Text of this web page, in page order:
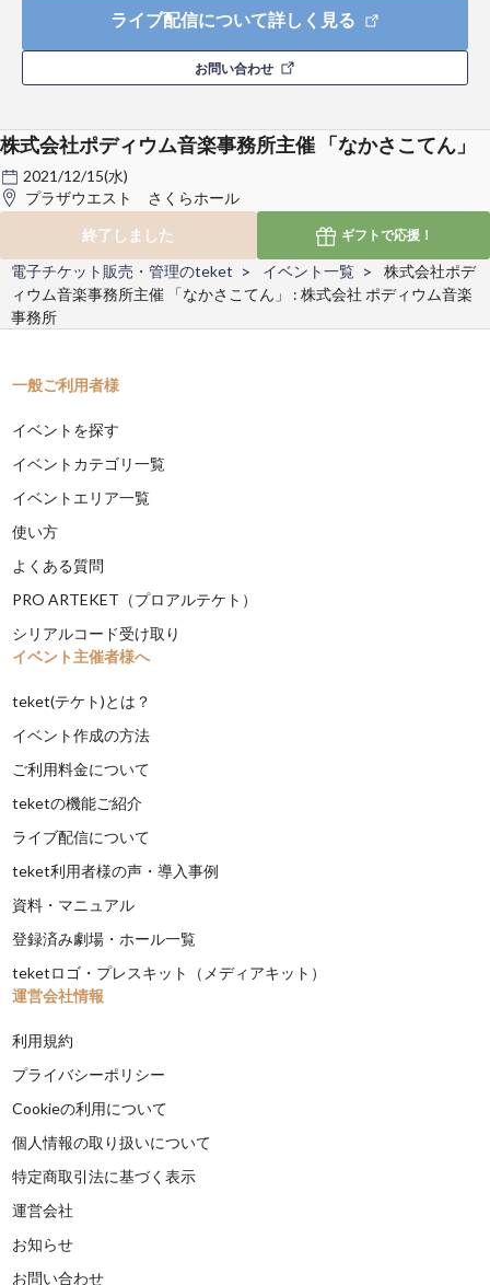
ライブ配信について詳しく見る
お問い合わせ
株式会社ポディウム音楽事務所主催 「なかさこてん」
2021/12/15(水)
プラザウエスト さくらホール
終了しました
ギフトで応援！
電子チケット販売・管理のteket イベント一覧
株式会社ポデ
ィウム音楽事務所主催 「なかさこてん」 : 株式会社 ポディウム音楽
事務所
一般ご利用者様
イベントを探す
イベントカテゴリ一覧
イベントエリア一覧
使い方
よくある質問
PRO ARTEKET（プロアルテケト）
シリアルコード受け取り
イベント主催者様へ
teket(テケト)とは？
イベント作成の方法
ご利用料金について
teketの機能ご紹介
ライブ配信について
teket利用者様の声・導入事例
資料・マニュアル
登録済み劇場・ホール一覧
teketロゴ・プレスキット（メディアキット）
運営会社情報
利用規約
プライバシーポリシー
Cookieの利用について
個人情報の取り扱いについて
特定商取引法に基づく表示
運営会社
お知らせ
お問い合わせ